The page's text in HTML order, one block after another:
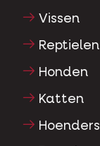
Vissen
Reptielen
Honden
Katten
Hoenders